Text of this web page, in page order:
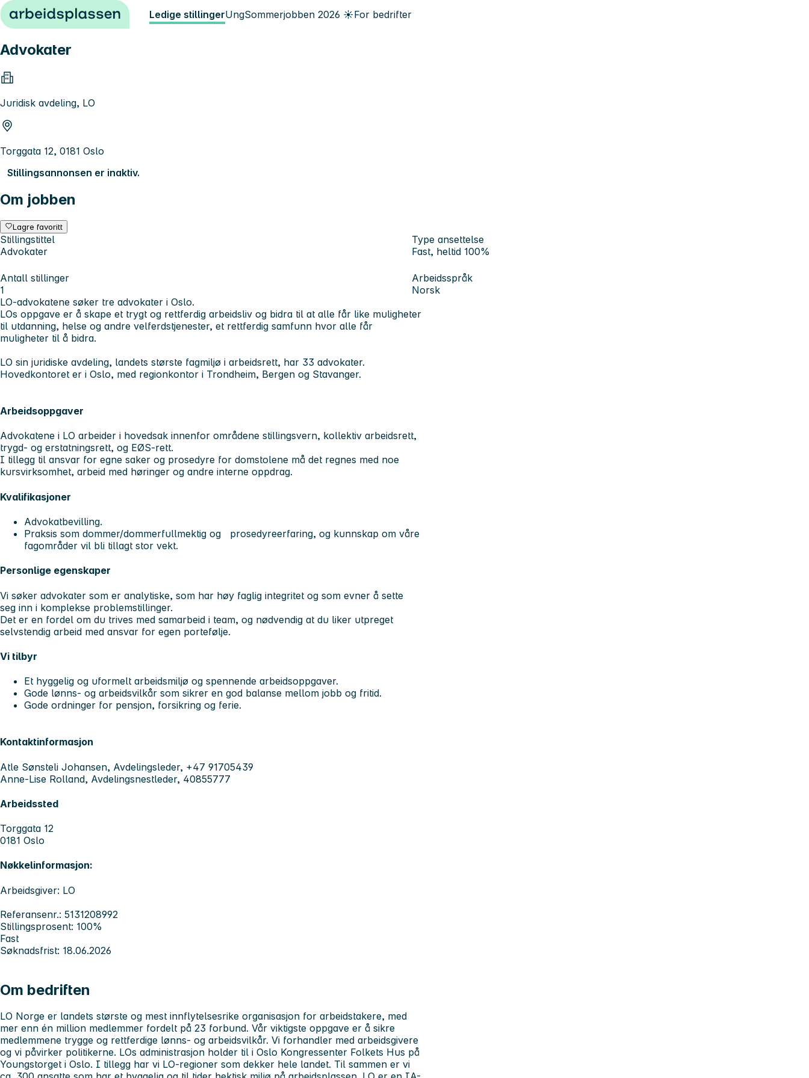
Hopp til innhold Ledige stillingerUngSommerjobben 2026 ☀️For bedrifter
Advokater
Juridisk avdeling, LO
Torggata 12, 0181 Oslo
Stillingsannonsen er inaktiv.
Om jobben
Lagre favoritt
Stillingstittel
Advokater
Type ansettelse
Fast, heltid 100%
Antall stillinger
1
Arbeidsspråk
Norsk
LO-advokatene søker tre advokater i Oslo.
LOs oppgave er å skape et trygt og rettferdig arbeidsliv og bidra til at alle får like muligheter
til utdanning, helse og andre velferdstjenester, et rettferdig samfunn hvor alle får
muligheter til å bidra.
LO sin juridiske avdeling, landets største fagmiljø i arbeidsrett, har 33 advokater.
Hovedkontoret er i Oslo, med regionkontor i Trondheim, Bergen og Stavanger.
Arbeidsoppgaver
Advokatene i LO arbeider i hovedsak innenfor områdene stillingsvern, kollektiv arbeidsrett,
trygd- og erstatningsrett, og EØS-rett.
I tillegg til ansvar for egne saker og prosedyre for domstolene må det regnes med noe
kursvirksomhet, arbeid med høringer og andre interne oppdrag.
Kvalifikasjoner
Advokatbevilling.
Praksis som dommer/dommerfullmektig og prosedyreerfaring, og kunnskap om våre
fagområder vil bli tillagt stor vekt.
Personlige egenskaper
Vi søker advokater som er analytiske, som har høy faglig integritet og som evner å sette
seg inn i komplekse problemstillinger.
Det er en fordel om du trives med samarbeid i team, og nødvendig at du liker utpreget
selvstendig arbeid med ansvar for egen portefølje.
Vi tilbyr
Et hyggelig og uformelt arbeidsmiljø og spennende arbeidsoppgaver.
Gode lønns- og arbeidsvilkår som sikrer en god balanse mellom jobb og fritid.
Gode ordninger for pensjon, forsikring og ferie.
Kontaktinformasjon
Atle Sønsteli Johansen, Avdelingsleder, +47 91705439
Anne-Lise Rolland, Avdelingsnestleder, 40855777
Arbeidssted
Torggata 12
0181 Oslo
Nøkkelinformasjon:
Arbeidsgiver: LO
Referansenr.: 5131208992
Stillingsprosent: 100%
Fast
Søknadsfrist: 18.06.2026
Om bedriften
LO Norge er landets største og mest innflytelsesrike organisasjon for arbeidstakere, med
mer enn én million medlemmer fordelt på 23 forbund. Vår viktigste oppgave er å sikre
medlemmene trygge og rettferdige lønns- og arbeidsvilkår. Vi forhandler med arbeidsgivere
og vi påvirker politikerne. LOs administrasjon holder til i Oslo Kongressenter Folkets Hus på
Youngstorget i Oslo. I tillegg har vi LO-regioner som dekker hele landet. Til sammen er vi